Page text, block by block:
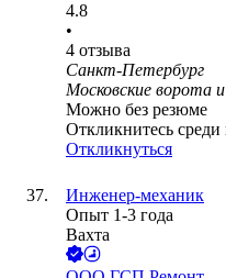
4.8
•
4 отзыва
Санкт-Петербург
Московские ворота
Можно без резюме
Откликнитесь
Откликнуться
Инженер-механик
Опыт 1-3 года
Вахта